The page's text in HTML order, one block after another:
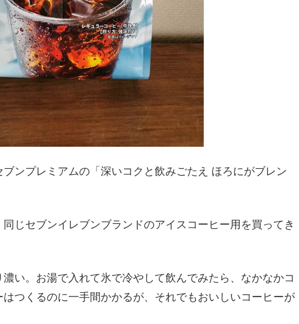
ンプレミアムの「深いコクと飲みごたえ ほろにがブレン
じセブンイレブンブランドのアイスコーヒー用を買ってき
い。お湯で入れて氷で冷やして飲んでみたら、なかなかコ
つくるのに一手間かかるが、それでもおいしいコーヒーが